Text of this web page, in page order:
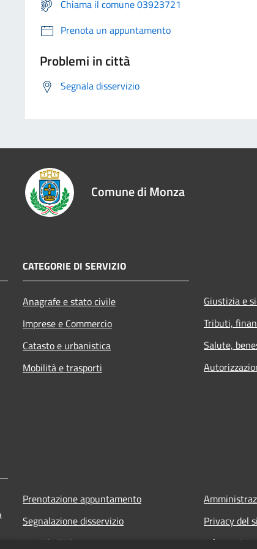
Chiama il comune 03923721
Prenota un appuntamento
Problemi in città
Segnala disservizio
Comune di Monza
CATEGORIE DI SERVIZIO
Anagrafe e stato civile
Imprese e Commercio
Catasto e urbanistica
Mobilità e trasporti
Giustizia e
Tributi,
Salute,
Prenotazione appuntamento
Segnalazione disservizio
Leggi le FAQ
Privacy del
Informativa